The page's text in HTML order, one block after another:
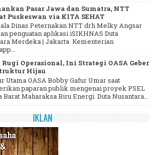
Pasar Jawa dan Sumatra, NTT
Puskeswan via KITA SEHAT
Dinas Peternakan NTT drh Melky Angsar
penguatan aplikasi iSIKHNAS Duta
Merdeka | Jakarta Kementerian
Rugi Operasional, Ini Strategi OASA Geber
Hijau
Utama OASA Bobby Gafur Umar saat
paparan publik mengenai proyek PSEL
Barat Maharaksa Biru Energi. Duta Nusantara...
IKLAN